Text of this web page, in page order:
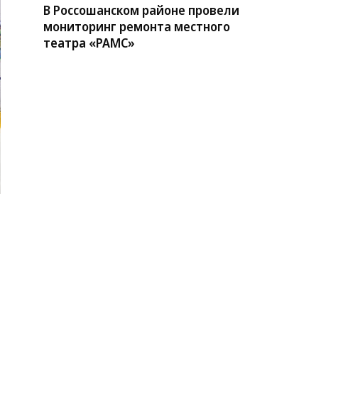
В Россошанском районе провели
мониторинг ремонта местного
театра «РАМС»